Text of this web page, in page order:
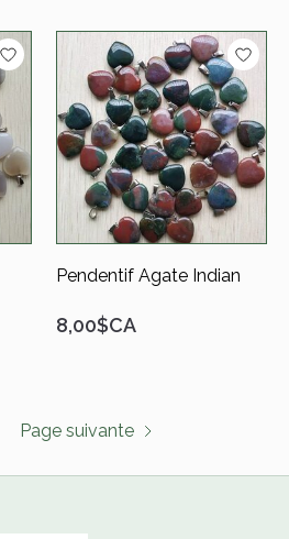
8,00$CA
Pendentif Agate Indian
Page suivante